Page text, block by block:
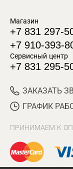
Магазин
+7 831 297-
+7 910-393-
Сервисный центр
+7 831 295-
ЗАКАЗАТЬ
ГРАФИК
ПРИНИМАЕМ К